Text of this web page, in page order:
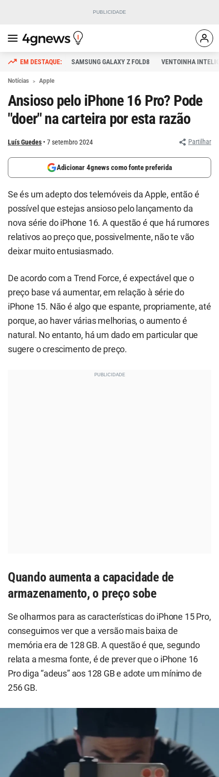
SAMSUNG GALAXY Z FOLD8 VENTOINHA
Notícias Apple
Ansioso pelo iPhone 16 Pro? Pode
"doer" na carteira por esta razão
Luís Guedes 7 setembro 2024 Partilhar
Adicionar 4gnews como fonte preferida
Se és um adepto dos telemóveis da Apple, então é
possível que estejas ansioso pelo lançamento da
nova série do iPhone 16. A questão é que há rumores
relativos ao preço que, possivelmente, não te vão
deixar muito entusiasmado.
De acordo com a Trend Force, é expectável que o
preço base vá aumentar, em relação à série do
iPhone 15. Não é algo que espante, propriamente, até
porque, ao haver várias melhorias, o aumento é
natural. No entanto, há um dado em particular que
sugere o crescimento de preço.
Quando aumenta a capacidade de
armazenamento, o preço sobe
Se olharmos para as características do iPhone 15 Pro,
conseguimos ver que a versão mais baixa de
memória era de 128 GB. A questão é que, segundo
relata a mesma fonte, é de prever que o iPhone 16
Pro diga “adeus” aos 128 GB e adote um mínimo de
256 GB.